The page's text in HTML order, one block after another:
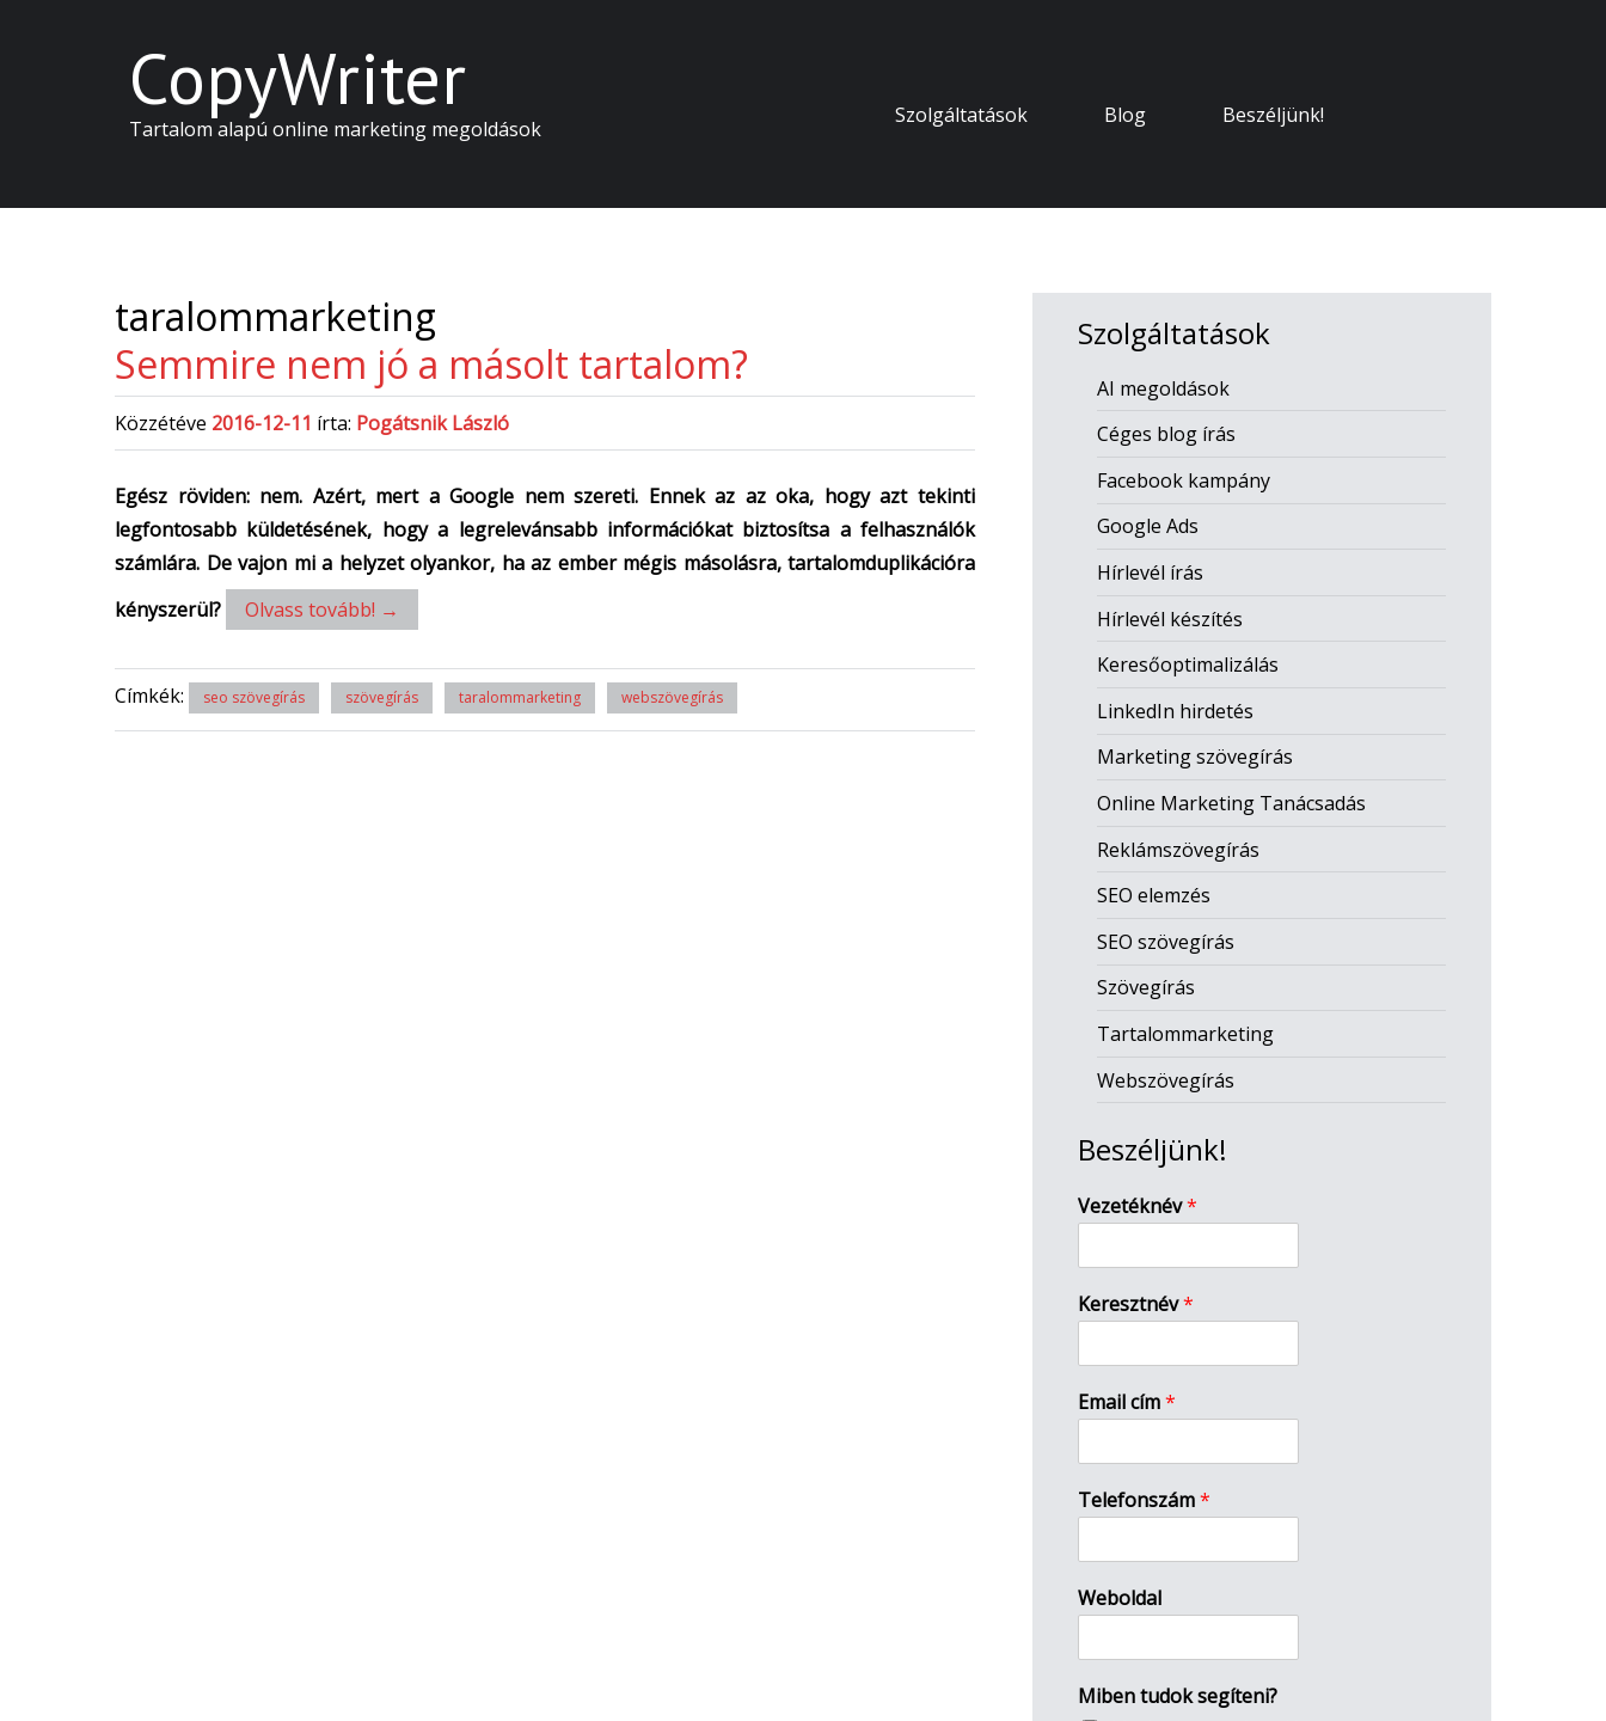
CopyWriter
Tartalom alapú online marketing megoldások
Szolgáltatások Blog Beszéljünk!
taralommarketing
Semmire nem jó a másolt tartalom?
Közzétéve 2016-12-11 írta: Pogátsnik László
Egész röviden: nem. Azért, mert a Google nem szereti. Ennek az az oka, hogy azt tekinti
legfontosabb küldetésének, hogy a legrelevánsabb információkat biztosítsa a felhasználók
számlára. De vajon mi a helyzet olyankor, ha az ember mégis másolásra, tartalomduplikációra
kényszerül?
Olvass tovább! →
Címkék: seo szövegírás szövegírás taralommarketing webszövegírás
Szolgáltatások
AI megoldások
Céges blog írás
Facebook kampány
Google Ads
Hírlevél írás
Hírlevél készítés
Keresőoptimalizálás
LinkedIn hirdetés
Marketing szövegírás
Online Marketing Tanácsadás
Reklámszövegírás
SEO elemzés
SEO szövegírás
Szövegírás
Tartalommarketing
Webszövegírás
Beszéljünk!
Vezetéknév*
Keresztnév*
Email cím*
Telefonszám*
Weboldal
Miben tudok segíteni?